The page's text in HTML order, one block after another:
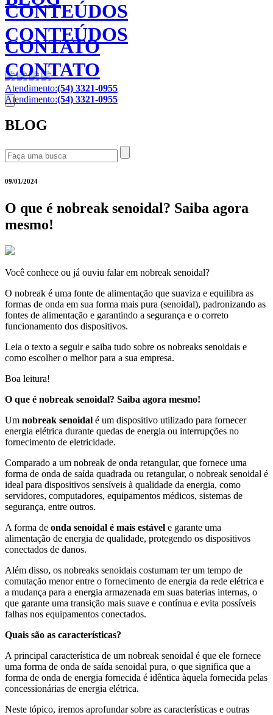
CONTEÚDOS
CONTATO
Atendimento:(54) 3321-0955
CONTEÚDOS
CONTATO
Atendimento:(54) 3321-0955
BLOG
09/01/2024
O que é nobreak senoidal? Saiba agora
mesmo!
Você conhece ou já ouviu falar em nobreak senoidal?
O nobreak é uma fonte de alimentação que suaviza e equilibra as
formas de onda em sua forma mais pura (senoidal), padronizando as
fontes de alimentação e garantindo a segurança e o correto
funcionamento dos dispositivos.
Leia o texto a seguir e saiba tudo sobre os nobreaks senoidais e
como escolher o melhor para a sua empresa.
Boa leitura!
O que é nobreak senoidal? Saiba agora mesmo!
Um nobreak senoidal é um dispositivo utilizado para fornecer
energia elétrica durante quedas de energia ou interrupções no
fornecimento de eletricidade.
Comparado a um nobreak de onda retangular, que fornece uma
forma de onda de saída quadrada ou retangular, o nobreak senoidal é
ideal para dispositivos sensíveis à qualidade da energia, como
servidores, computadores, equipamentos médicos, sistemas de
segurança, entre outros.
A forma de onda senoidal é mais estável e garante uma
alimentação de energia de qualidade, protegendo os dispositivos
conectados de danos.
Além disso, os nobreaks senoidais costumam ter um tempo de
comutação menor entre o fornecimento de energia da rede elétrica e
a mudança para a energia armazenada em suas baterias internas, o
que garante uma transição mais suave e contínua e evita possíveis
falhas nos equipamentos conectados.
Quais são as características?
A principal característica de um nobreak senoidal é que ele fornece
uma forma de onda de saída senoidal pura, o que significa que a
forma de onda de energia fornecida é idêntica àquela fornecida pelas
concessionárias de energia elétrica.
Neste tópico, iremos aprofundar sobre as características e outras